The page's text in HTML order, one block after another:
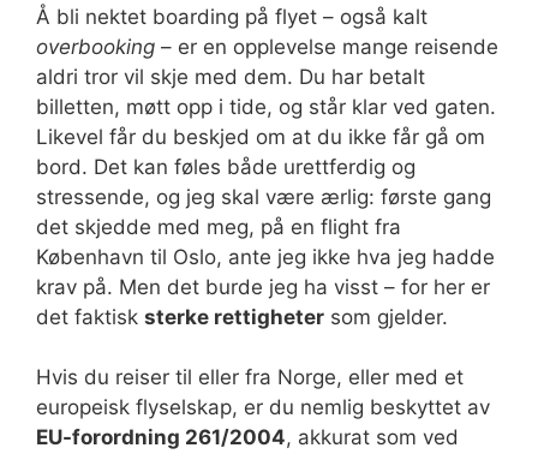
Å bli nektet boarding på flyet – også kalt
overbooking – er en opplevelse mange reisende
aldri tror vil skje med dem. Du har betalt
billetten, møtt opp i tide, og står klar ved gaten.
Likevel får du beskjed om at du ikke får gå om
bord. Det kan føles både urettferdig og
stressende, og jeg skal være ærlig: første gang
det skjedde med meg, på en flight fra
København til Oslo, ante jeg ikke hva jeg hadde
krav på. Men det burde jeg ha visst – for her er
det faktisk sterke rettigheter som gjelder.
Hvis du reiser til eller fra Norge, eller med et
europeisk flyselskap, er du nemlig beskyttet av
EU-forordning 261/2004, akkurat som ved